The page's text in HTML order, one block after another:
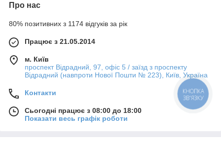
Про нас
80% позитивних з 1174 відгуків за рік
Працює з 21.05.2014
м. Київ
проспект Відрадний, 97, офіс 5 / заїзд з проспекту
Відрадний (навпроти Нової Пошти № 223), Київ, Україна
Контакти
Сьогодні працює з 08:00 до 18:00
Показати весь графік роботи
КНОПКА
ЗВ'ЯЗКУ